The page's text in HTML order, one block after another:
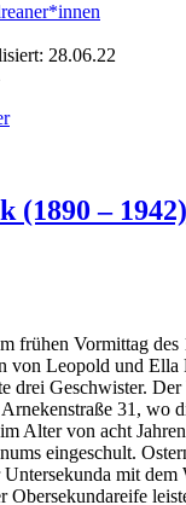
28.06.22
(1890 – 1942)
frühen Vormittag des
von Leopold und Ella
drei Geschwister. Der
31, wo
Alter von acht
eingeschult.
mit
Obersekundareife